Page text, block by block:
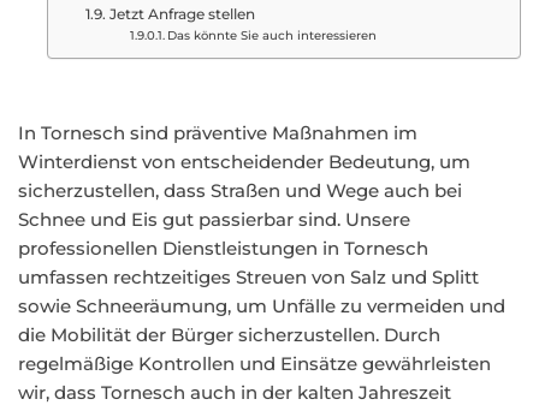
Jetzt Anfrage stellen
Das könnte Sie auch interessieren
In Tornesch sind präventive Maßnahmen im
Winterdienst von entscheidender Bedeutung, um
sicherzustellen, dass Straßen und Wege auch bei
Schnee und Eis gut passierbar sind. Unsere
professionellen Dienstleistungen in Tornesch
umfassen rechtzeitiges Streuen von Salz und Splitt
sowie Schneeräumung, um Unfälle zu vermeiden und
die Mobilität der Bürger sicherzustellen. Durch
regelmäßige Kontrollen und Einsätze gewährleisten
wir, dass Tornesch auch in der kalten Jahreszeit